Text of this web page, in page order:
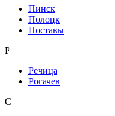
Пинск
Полоцк
Поставы
Р
Речица
Рогачев
С